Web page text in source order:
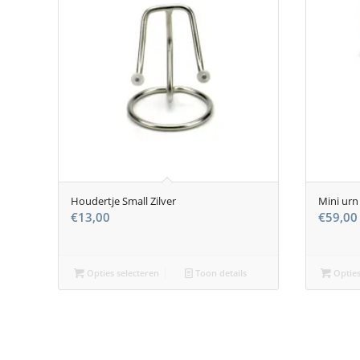
Houdertje Small Zilver
€13,00
Opties selecteren Toon details
Mini urn
€59,00